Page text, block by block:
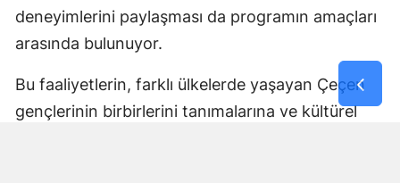
deneyimlerini paylaşması da programın amaçları
arasında bulunuyor.
Bu faaliyetlerin, farklı ülkelerde yaşayan Çeçen
gençlerinin birbirlerini tanımalarına ve kültürel